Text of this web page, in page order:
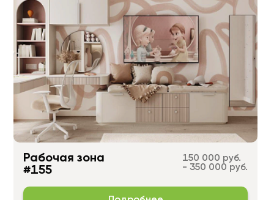
Рабочая зона
#155
150 000 руб.
- 350 000 руб.